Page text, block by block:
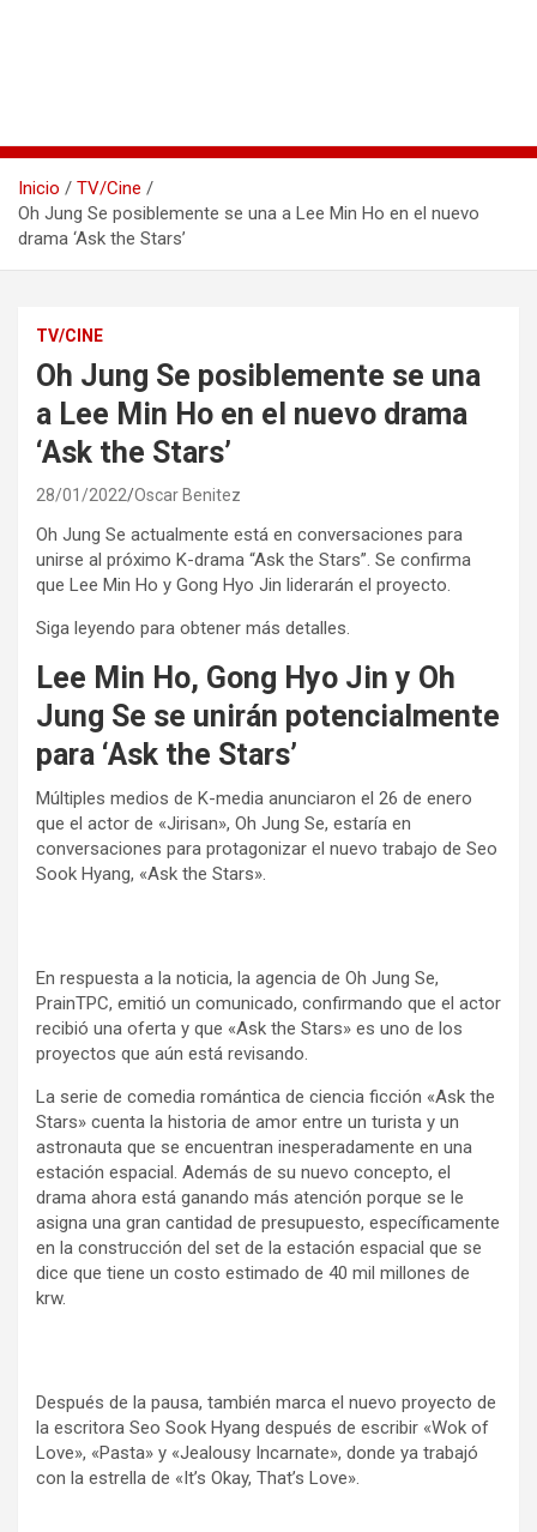
Inicio
TV/Cine
Oh Jung Se posiblemente se una a Lee Min Ho en el nuevo
drama ‘Ask the Stars’
TV/CINE
Oh Jung Se posiblemente se una
a Lee Min Ho en el nuevo drama
‘Ask the Stars’
28/01/2022 Oscar Benitez
Oh Jung Se actualmente está en conversaciones para
unirse al próximo K-drama “Ask the Stars”. Se confirma
que Lee Min Ho y Gong Hyo Jin liderarán el proyecto.
Siga leyendo para obtener más detalles.
Lee Min Ho, Gong Hyo Jin y Oh
Jung Se se unirán potencialmente
para ‘Ask the Stars’
Múltiples medios de K-media anunciaron el 26 de enero
que el actor de «Jirisan», Oh Jung Se, estaría en
conversaciones para protagonizar el nuevo trabajo de Seo
Sook Hyang, «Ask the Stars».
En respuesta a la noticia, la agencia de Oh Jung Se,
PrainTPC, emitió un comunicado, confirmando que el actor
recibió una oferta y que «Ask the Stars» es uno de los
proyectos que aún está revisando.
La serie de comedia romántica de ciencia ficción «Ask the
Stars» cuenta la historia de amor entre un turista y un
astronauta que se encuentran inesperadamente en una
estación espacial. Además de su nuevo concepto, el
drama ahora está ganando más atención porque se le
asigna una gran cantidad de presupuesto, específicamente
en la construcción del set de la estación espacial que se
dice que tiene un costo estimado de 40 mil millones de
krw.
Después de la pausa, también marca el nuevo proyecto de
la escritora Seo Sook Hyang después de escribir «Wok of
Love», «Pasta» y «Jealousy Incarnate», donde ya trabajó
con la estrella de «It’s Okay, That’s Love».